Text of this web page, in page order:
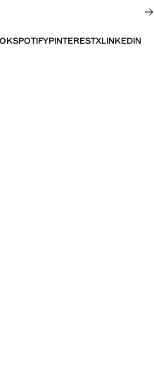
SPOTIFYPINTERESTXLINKEDIN